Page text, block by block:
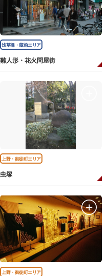
浅草橋・蔵前エリア
雛人形・花火問屋街
上野・御徒町エリア
虫塚
上野・御徒町エリア